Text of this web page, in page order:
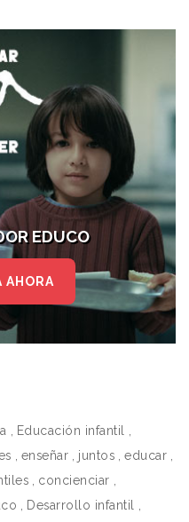
EDUCO
AHORA
Educación infantil
enseñar juntos educar
concienciar
Desarrollo infantil